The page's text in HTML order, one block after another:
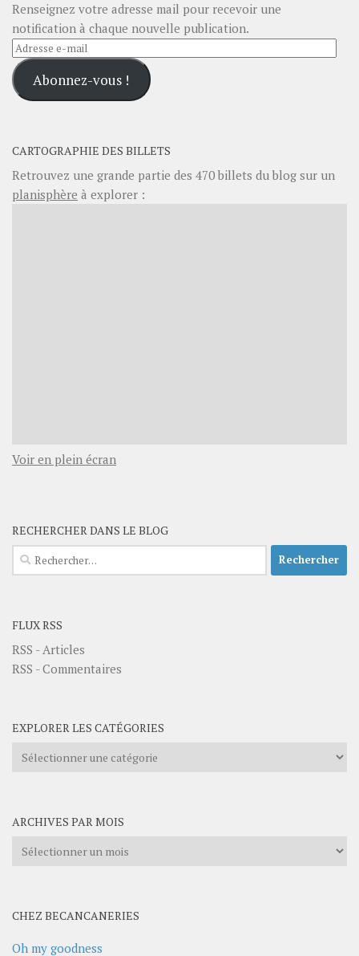
Renseignez votre adresse mail pour recevoir une
notification à chaque nouvelle publication.
Adresse
e-
mailAbonnez-vous !
CARTOGRAPHIE DES BILLETS
Retrouvez une grande partie des 470billets du blog sur un
planisphère à explorer :
Voir en plein écran
RECHERCHER DANS LE BLOG
Rechercher :
FLUX RSS
RSS - Articles
RSS - Commentaires
EXPLORER LES CATÉGORIES
Explorer
ARCHIVES PAR MOIS
Archives
CHEZ BECANCANERIES
Oh my goodness